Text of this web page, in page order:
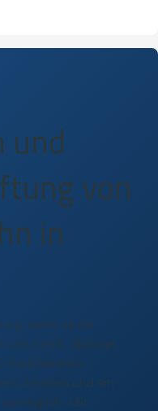
und
von
in
wenn es der
uns meint. Stickige
Grad bereiten
Arbeiten und ein
Mit